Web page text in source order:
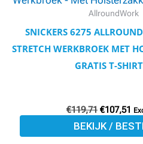
AllroundWork
SNICKERS 6275
STRETCH WERKBROEK MET
GRATIS T-
€119,71 €107,51
BEKIJK /
Deze
optie
op